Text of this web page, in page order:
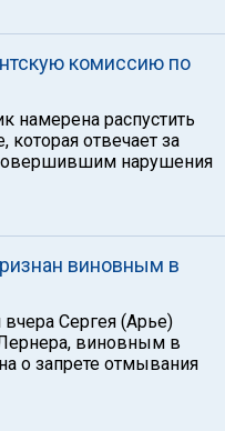
комиссию по
намерена распустить
отвечает за
нарушения
виновным в
Сергея (Арье)
виновным в
о запрете отмывания